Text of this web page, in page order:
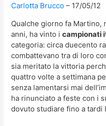
Carlotta Brucco
17/05/12
Qualche giorno fa Martino,
anni, ha vinto icampionati
categoria: circa duecento
combattevano tra di loro
sia meritato la vittoria
quattro volte a settimana
senza lamentarsi mai
ha rinunciato a feste con i
dovuto studiare fino a tardi